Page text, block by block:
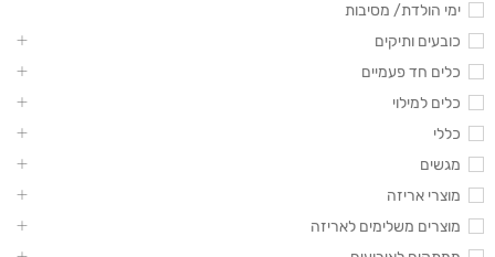
ימי הולדת/ מסיבות
כובעים ותיקים
כלים חד פעמיים
כלים למילוי
כללי
מגשים
מוצרי אריזה
מוצרים משלימים לאריזה